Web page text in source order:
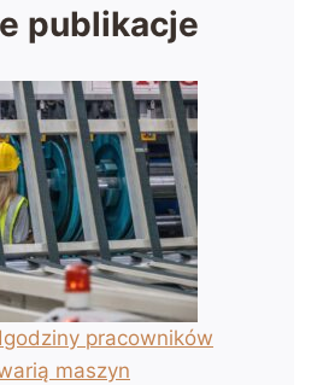
publikacje
pracowników
maszyn